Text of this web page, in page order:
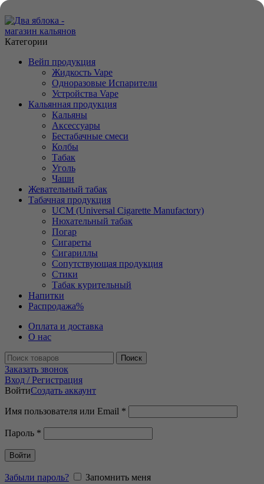
Категории
Вейп продукция
Жидкость Vape
Одноразовые Испарители
Устройства Vape
Кальянная продукция
Кальяны
Аксессуары
Бестабачные смеси
Колбы
Табак
Уголь
Чаши
Жевательный табак
Табачная продукция
UCM (Universal Cigarette Manufactory)
Нюхательный табак
Погар
Сигареты
Сигариллы
Сопутствующая продукция
Стики
Табак курительный
Напитки
Распродажа%
Оплата и доставка
О нас
Поиск
Заказать звонок
Вход / Регистрация
ВойтиСоздать аккаунт
Имя пользователя или Email *
Пароль *
Войти
Забыли пароль?
Запомнить меня